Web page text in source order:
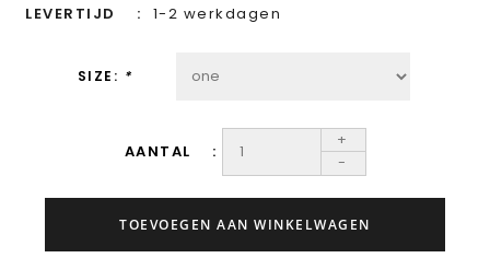
LEVERTIJD
1-2 werkdagen
SIZE: *
AANTAL
+
-
TOEVOEGEN AAN WINKELWAGEN